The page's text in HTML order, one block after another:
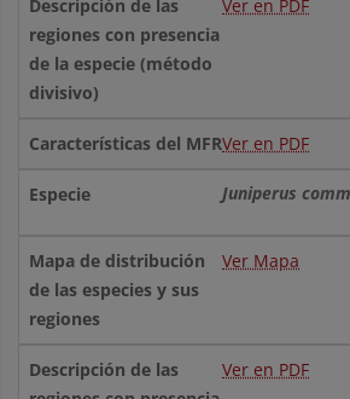
Ver en PDF
Ver en PDF
Juniperus
Ver Mapa
Ver en PDF